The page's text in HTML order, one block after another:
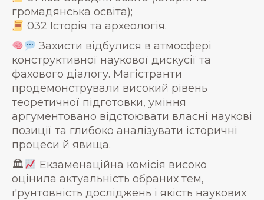
громадянська освіта);
032 Історія та археологія.
Захисти відбулися в атмосфері
конструктивної наукової дискусії та
фахового діалогу. Магістранти
продемонстрували високий рівень
теоретичної підготовки, уміння
аргументовано відстоювати власні наукові
позиції та глибоко аналізувати історичні
процеси й явища.
🏛
Екзаменаційна комісія високо
оцінила актуальність обраних тем,
ґрунтовність досліджень і якість наукових